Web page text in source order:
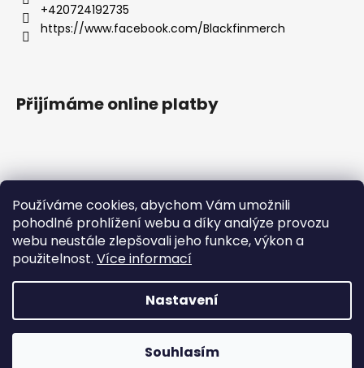
Používáme cookies, abychom Vám umožnili
pohodlné prohlížení webu a díky analýze provozu
webu neustále zlepšovali jeho funkce, výkon a
použitelnost. Více informací
Nastavení
Souhlasím
Milí zákazníci, velice Vás prosíme, abyste objednávky, které
chcete doručit po ČR, platili pouze v českých korunách. Při
platbě v eurech tato úhrada způsobuje chybu a nelze
vygenerovat štítek pro přepravní společnost. Moc Vám
+420724192735
https://www.facebook.com/Blackfinmerch
Přijímáme online platby
Základní zásady ochrany osobních údajů |
Všeobecné obchodní podmínky |
Správná péče o potisk |
Copyright 2026Blackfin Merchandise. Všechna práva
vyhrazena.